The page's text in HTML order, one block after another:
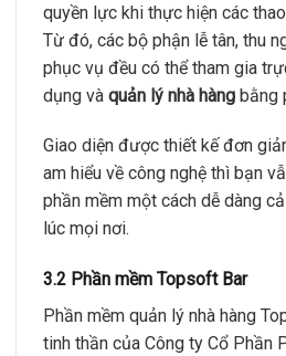
quyền lực khi thực hiện các
Từ đó, các bộ phận lễ tân, thu
phục vụ đều có thể tham gia
dụng và quản lý nhà hàng bằng
Giao diện được thiết kế đơn
am hiểu về công nghệ thì bạn
phần mềm một cách dễ dàng
lúc mọi nơi.
3.2 Phần mềm Topsoft Bar
Phần mềm quản lý nhà hàng
tinh thần của Công ty Cổ Phần